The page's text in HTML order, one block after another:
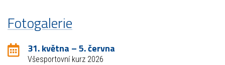
Fotogalerie
31. května – 5. června
Všesportovní kurz 2026